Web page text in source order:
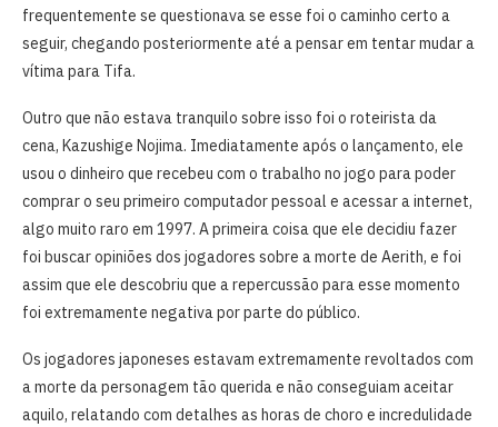
frequentemente se questionava se esse foi o caminho certo a
seguir, chegando posteriormente até a pensar em tentar mudar a
vítima para Tifa.
Outro que não estava tranquilo sobre isso foi o roteirista da
cena, Kazushige Nojima. Imediatamente após o lançamento, ele
usou o dinheiro que recebeu com o trabalho no jogo para poder
comprar o seu primeiro computador pessoal e acessar a internet,
algo muito raro em 1997. A primeira coisa que ele decidiu fazer
foi buscar opiniões dos jogadores sobre a morte de Aerith, e foi
assim que ele descobriu que a repercussão para esse momento
foi extremamente negativa por parte do público.
Os jogadores japoneses estavam extremamente revoltados com
a morte da personagem tão querida e não conseguiam aceitar
aquilo, relatando com detalhes as horas de choro e incredulidade